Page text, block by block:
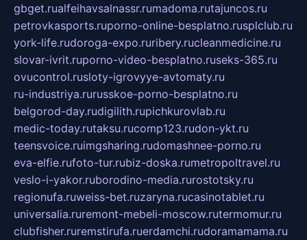
gbget.rualfeihavsalnassr.rumadoma.rutajuncos.ru
petrovkasports.ruporno-online-besplatno.rusplclub.ru
york-life.rudoroga-expo.ruribery.rucleanmedicine.ru
slovar-ivrit.ruporno-video-besplatno.ruseks-365.ru
ovucontrol.rusloty-igrovyye-avtomaty.ru
ru-industriya.rurusskoe-porno-besplatno.ru
belgorod-day.rudigilith.rupichkurovlab.ru
medic-today.rutaksu.rucomp123.rudon-ykt.ru
teensvoice.ruimgsharing.rudomashnee-porno.ru
eva-elfie.rufoto-tur.rubiz-doska.rumetropoltravel.ru
veslo-i-yakor.ruborodino-media.rurostotsky.ru
regionufa.ruweiss-bet.ruzaryna.rucasinotablet.ru
universalia.ruremont-mebeli-moscow.rutermomur.ru
clubfisher.ruremstirufa.ruerdamchi.rudoramamama.ru